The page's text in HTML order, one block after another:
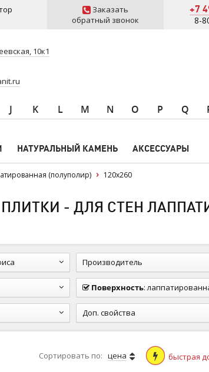
Заказать
обратный звонок
+7
8-
10к1
J K L M N O P Q
НАТУРАЛЬНЫЙ КАМЕНЬ АКСЕССУАРЫ
(полуполир) 120x260
- ДЛЯ СТЕН
Производитель
Поверхность: лаппатированная
Доп. свойства
Сортировать по: цена быстрая